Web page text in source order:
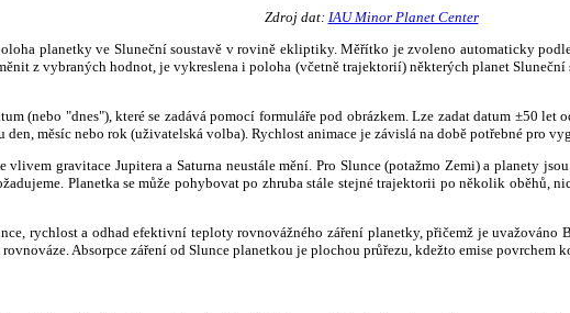
Zdroj dat: IAU Minor Planet Center
planetky ve Sluneční soustavě v rovině ekliptiky. Měřítko je zvoleno automaticky
z vybraných hodnot, je vykreslena i poloha (včetně trajektorií) některých planet
(nebo "dnes"), které se zadává pomocí formuláře pod obrázkem. Lze zadat datum ±50 let
měsíc nebo rok (uživatelská volba). Rychlost animace je závislá na době potřebné pro
vlivem gravitace Jupitera a Saturna neustále mění. Pro Slunce (potažmo Zemi) a planety
Planetka se může pohybovat po zhruba stále stejné trajektorii po několik
rychlost a odhad efektivní teploty rovnovážného záření planetky, přičemž je uvažováno
Absorpce záření od Slunce planetkou je plochou průřezu, kdežto emise povrchem